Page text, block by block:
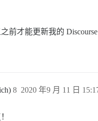
前才能更新我的
2020 年9 月 11 日
8